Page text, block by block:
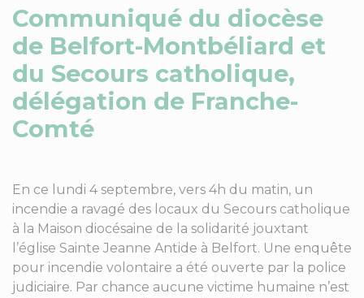
Communiqué du diocèse
de Belfort-Montbéliard et
du Secours catholique,
délégation de Franche-
Comté
En ce lundi 4 septembre, vers 4h du matin, un
incendie a ravagé des locaux du Secours catholique
à la Maison diocésaine de la solidarité jouxtant
l’église Sainte Jeanne Antide à Belfort. Une enquête
pour incendie volontaire a été ouverte par la police
judiciaire. Par chance aucune victime humaine n’est